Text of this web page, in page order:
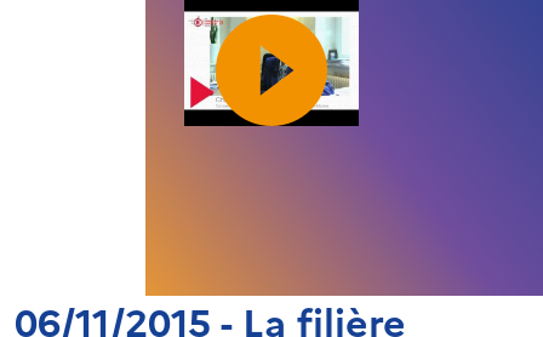
06/11/2015 - La filière